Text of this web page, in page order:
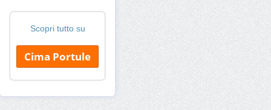
Scopri tutto su
Cima Portule